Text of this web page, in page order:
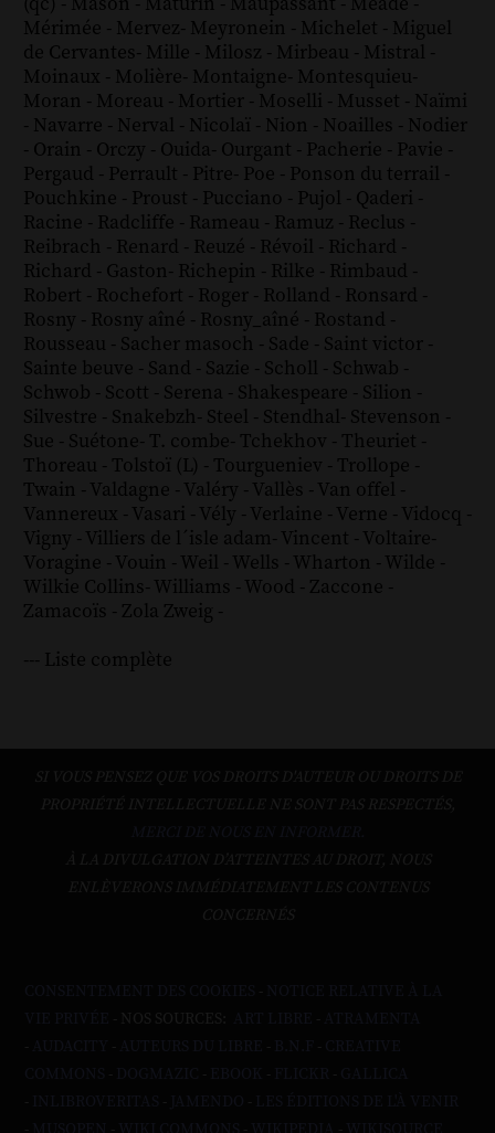
Mérimée - Mervez- Meyronein - Michelet - Miguel
de Cervantes- Mille - Milosz - Mirbeau - Mistral -
Moinaux - Molière- Montaigne- Montesquieu-
Moran - Moreau - Mortier - Moselli - Musset - Naïmi
- Navarre - Nerval - Nicolaï - Nion - Noailles - Nodier
- Orain - Orczy - Ouida- Ourgant - Pacherie - Pavie -
Pergaud - Perrault - Pitre- Poe - Ponson du terrail -
Pouchkine - Proust - Pucciano - Pujol - Qaderi -
Racine - Radcliffe - Rameau - Ramuz - Reclus -
Reibrach - Renard - Reuzé - Révoil - Richard -
Richard - Gaston- Richepin - Rilke - Rimbaud -
Robert - Rochefort - Roger - Rolland - Ronsard -
Rosny - Rosny aîné - Rosny_aîné - Rostand -
Rousseau - Sacher masoch - Sade - Saint victor -
Sainte beuve - Sand - Sazie - Scholl - Schwab -
Schwob - Scott - Serena - Shakespeare - Silion -
Silvestre - Snakebzh- Steel - Stendhal- Stevenson -
Sue - Suétone- T. combe- Tchekhov - Theuriet -
Thoreau - Tolstoï (L) - Tourgueniev - Trollope -
Twain - Valdagne - Valéry - Vallès - Van offel -
Vannereux - Vasari - Vély - Verlaine - Verne - Vidocq -
Vigny - Villiers de l´isle adam- Vincent - Voltaire-
Voragine - Vouin - Weil - Wells - Wharton - Wilde -
Wilkie Collins- Williams - Wood - Zaccone -
Zamacoïs - Zola Zweig -
--- Liste complète